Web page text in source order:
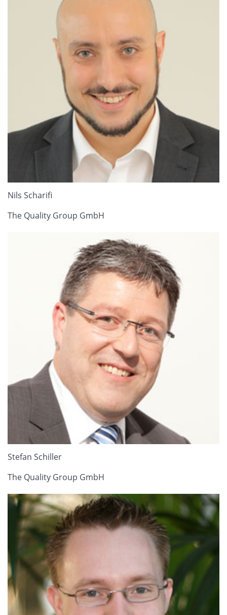
Nils Scharifi
The Quality Group GmbH
Stefan Schiller
The Quality Group GmbH